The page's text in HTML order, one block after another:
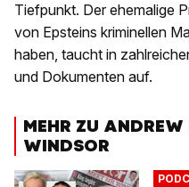
Tiefpunkt. Der ehemalige
von Epsteins kriminellen
haben, taucht in
und Dokumenten auf.
MEHR ZU
WINDSOR